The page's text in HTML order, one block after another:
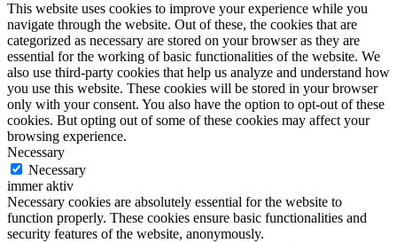
This website uses cookies to improve your experience while you
navigate through the website. Out of these, the cookies that are
categorized as necessary are stored on your browser as they are
essential for the working of basic functionalities of the website. We
also use third-party cookies that help us analyze and understand how
you use this website. These cookies will be stored in your browser
only with your consent. You also have the option to opt-out of these
cookies. But opting out of some of these cookies may affect your
browsing experience.
Necessary
Necessary
immer aktiv
Necessary cookies are absolutely essential for the website to
function properly. These cookies ensure basic functionalities and
security features of the website, anonymously.